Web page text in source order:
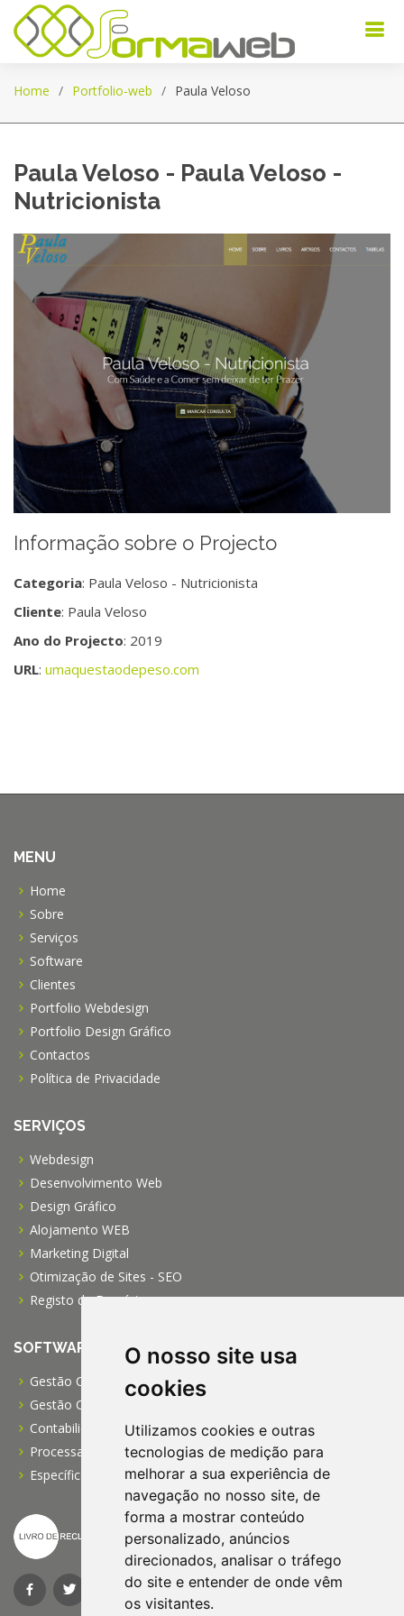
O nosso site usa
cookies
Utilizamos cookies e outras
tecnologias de medição para
melhorar a sua experiência de
navegação no nosso site, de
forma a mostrar conteúdo
personalizado, anúncios
direcionados, analisar o tráfego
do site e entender de onde vêm
os visitantes.
Home Portfolio-web Paula Veloso
Paula Veloso - Paula Veloso -
Nutricionista
Informação sobre o Projecto
Categoria: Paula Veloso - Nutricionista
Cliente: Paula Veloso
Ano do Projecto: 2019
URL: umaquestaodepeso.com
MENU
Home
Sobre
Serviços
Software
Clientes
Portfolio Webdesign
Portfolio Design Gráfico
Contactos
Política de Privacidade
SERVIÇOS
Webdesign
Desenvolvimento Web
Design Gráfico
Alojamento WEB
Marketing Digital
Otimização de Sites - SEO
Registo de Domínios
SOFTWARE
Gestão Comercial PRO
Gestão Comercial PME
Contabilidade Profissional
Processamento de Salários
Específico para IPSS